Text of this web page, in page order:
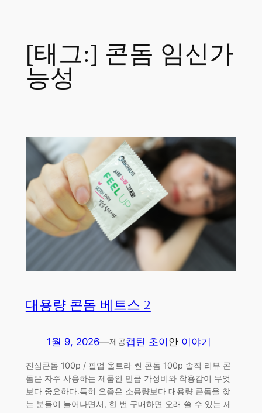
[태그:] 콘돔 임신가
능성
대용량 콘돔 베트스 2
1월 9, 2026—제공캡틴 초이안 이야기
진심콘돔 100p / 필업 울트라 씬 콘돔 100p 솔직 리뷰 콘
돔은 자주 사용하는 제품인 만큼 가성비와 착용감이 무엇
보다 중요하다.특히 요즘은 소용량보다 대용량 콘돔을 찾
는 분들이 늘어나면서, 한 번 구매하면 오래 쓸 수 있는 제